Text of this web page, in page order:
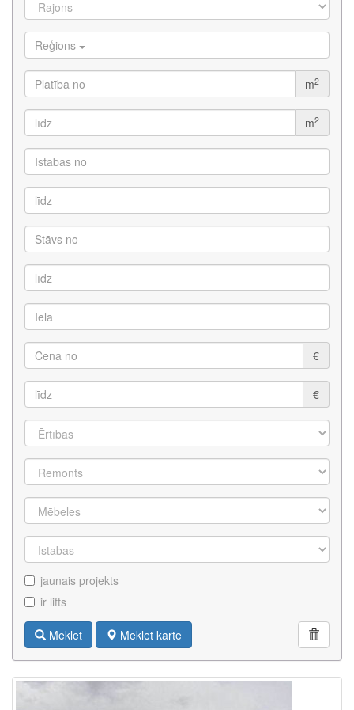
Reģions
m2
m2
€
€
jaunais projekts
ir lifts
Meklēt Meklēt kartē